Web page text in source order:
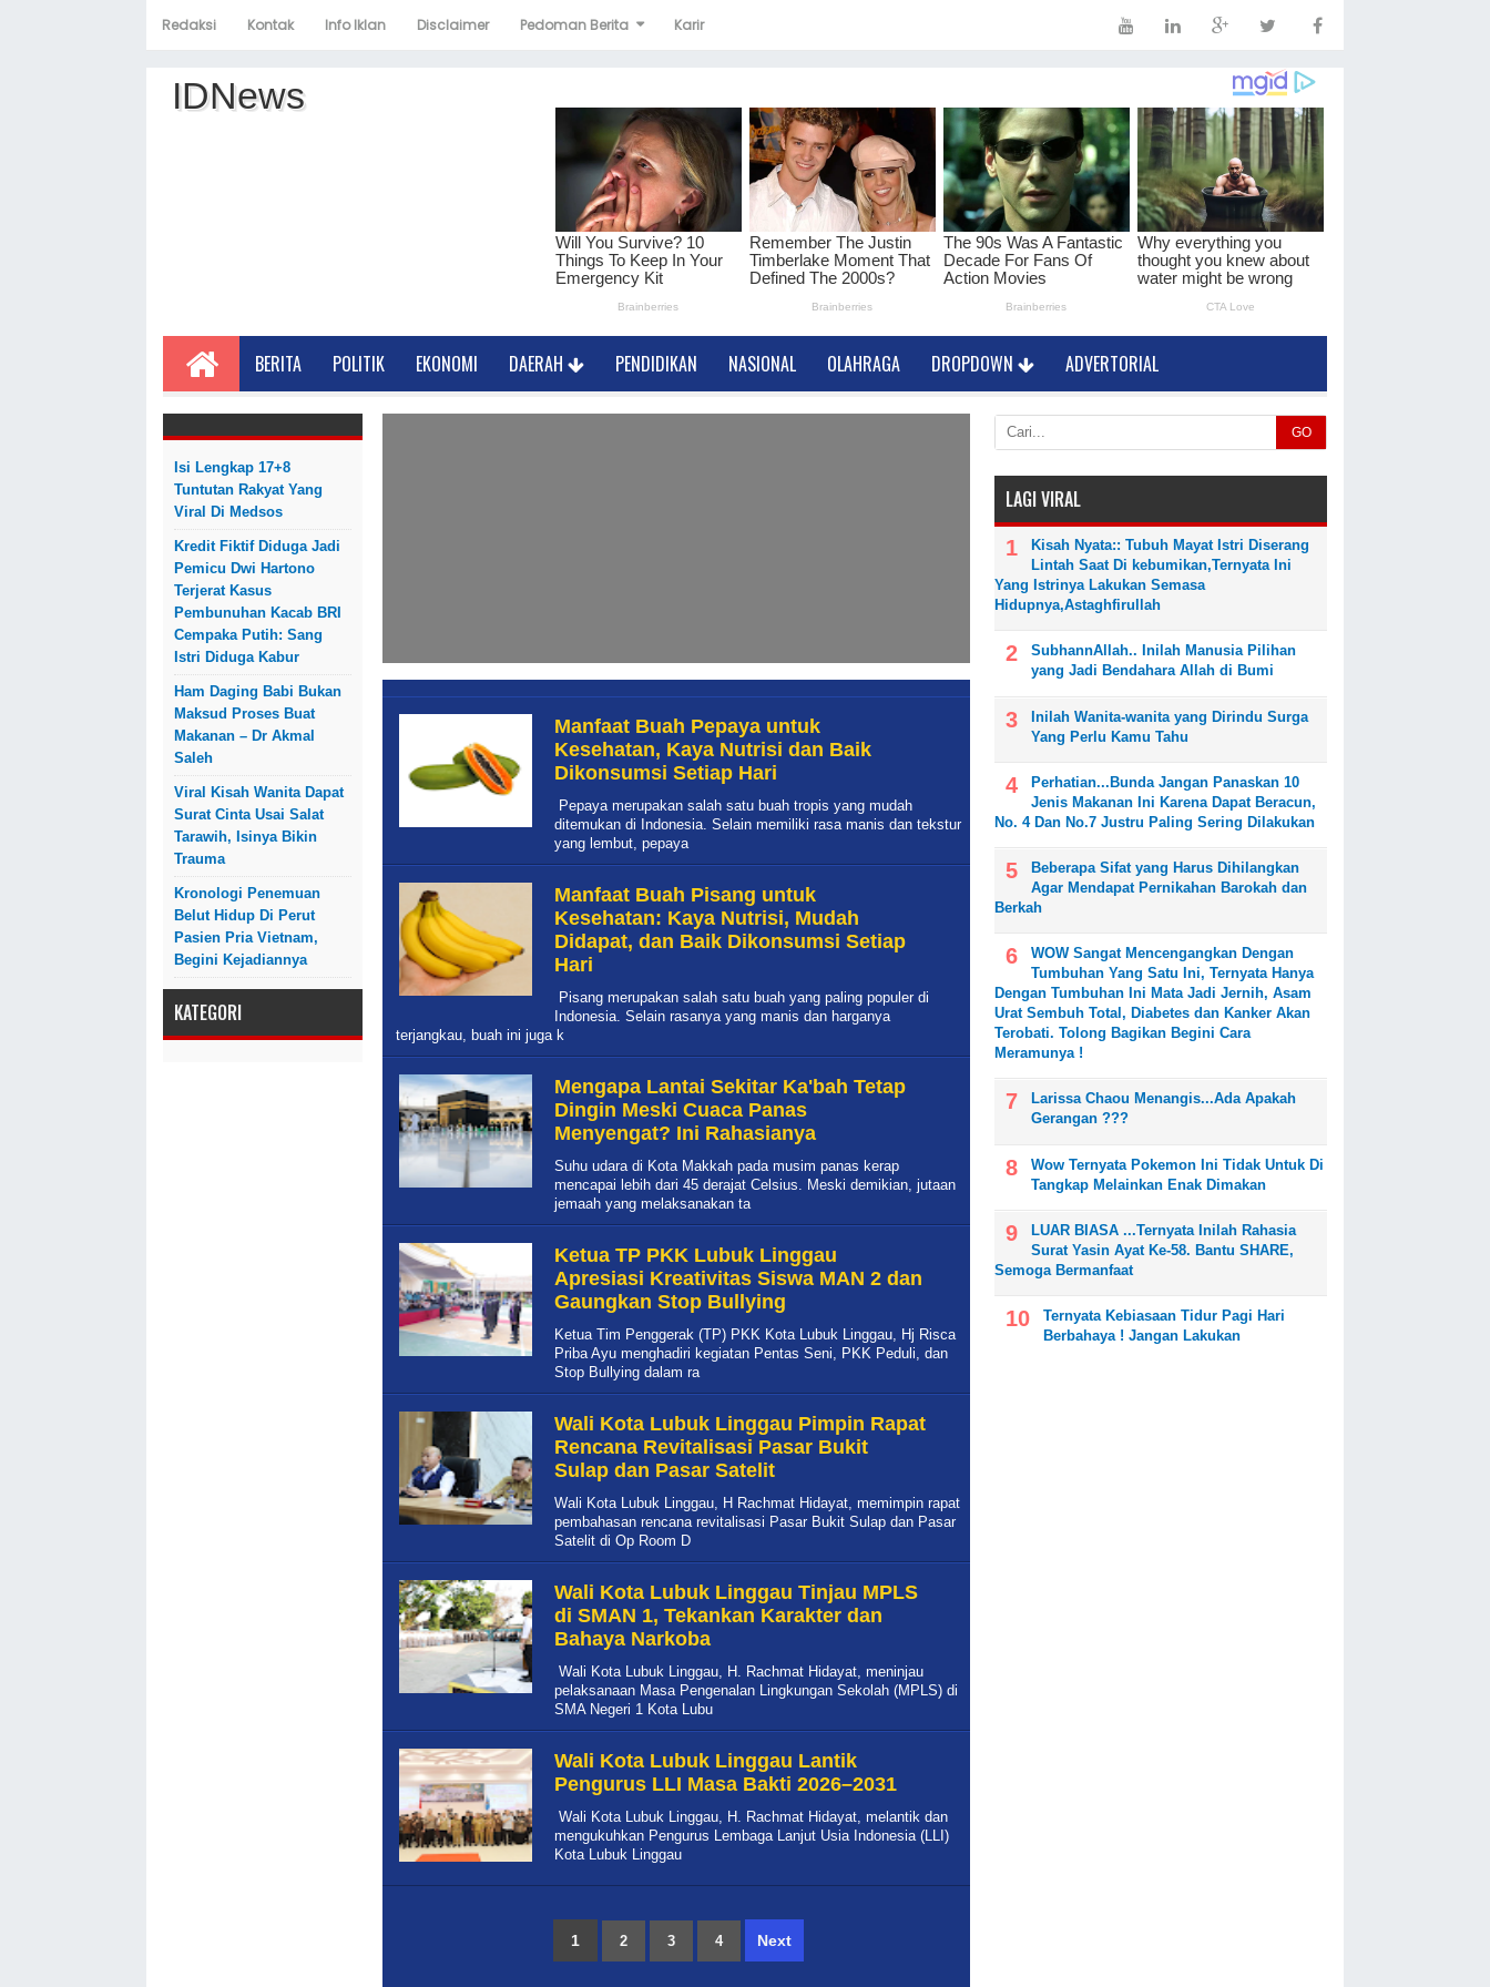
Redaksi Kontak Info Iklan Disclaimer Pedoman Berita Karir
IDNews
BERITA POLITIK EKONOMI DAERAH PENDIDIKAN NASIONAL OLAHRAGA DROPDOWN ADVERTORIAL
Isi Lengkap 17+8
Tuntutan Rakyat Yang
Viral Di Medsos
Kredit Fiktif Diduga Jadi
Pemicu Dwi Hartono
Terjerat Kasus
Pembunuhan Kacab BRI
Cempaka Putih: Sang
Istri Diduga Kabur
Ham Daging Babi Bukan
Maksud Proses Buat
Makanan – Dr Akmal
Saleh
Viral Kisah Wanita Dapat
Surat Cinta Usai Salat
Tarawih, Isinya Bikin
Trauma
Kronologi Penemuan
Belut Hidup Di Perut
Pasien Pria Vietnam,
Begini Kejadiannya
KATEGORI
Manfaat Buah Pepaya untuk
Kesehatan, Kaya Nutrisi dan Baik
Dikonsumsi Setiap Hari
Pepaya merupakan salah satu buah tropis yang mudah
ditemukan di Indonesia. Selain memiliki rasa manis dan tekstur
yang lembut, pepaya
Manfaat Buah Pisang untuk
Kesehatan: Kaya Nutrisi, Mudah
Didapat, dan Baik Dikonsumsi Setiap
Hari
Pisang merupakan salah satu buah yang paling populer di
Indonesia. Selain rasanya yang manis dan harganya
terjangkau, buah ini juga k
Mengapa Lantai Sekitar Ka'bah Tetap
Dingin Meski Cuaca Panas
Menyengat? Ini Rahasianya
Suhu udara di Kota Makkah pada musim panas kerap
mencapai lebih dari 45 derajat Celsius. Meski demikian, jutaan
jemaah yang melaksanakan ta
Ketua TP PKK Lubuk Linggau
Apresiasi Kreativitas Siswa MAN 2 dan
Gaungkan Stop Bullying
Ketua Tim Penggerak (TP) PKK Kota Lubuk Linggau, Hj Risca
Priba Ayu menghadiri kegiatan Pentas Seni, PKK Peduli, dan
Stop Bullying dalam ra
Wali Kota Lubuk Linggau Pimpin Rapat
Rencana Revitalisasi Pasar Bukit
Sulap dan Pasar Satelit
Wali Kota Lubuk Linggau, H Rachmat Hidayat, memimpin rapat
pembahasan rencana revitalisasi Pasar Bukit Sulap dan Pasar
Satelit di Op Room D
Wali Kota Lubuk Linggau Tinjau MPLS
di SMAN 1, Tekankan Karakter dan
Bahaya Narkoba
Wali Kota Lubuk Linggau, H. Rachmat Hidayat, meninjau
pelaksanaan Masa Pengenalan Lingkungan Sekolah (MPLS) di
SMA Negeri 1 Kota Lubu
Wali Kota Lubuk Linggau Lantik
Pengurus LLI Masa Bakti 2026–2031
Wali Kota Lubuk Linggau, H. Rachmat Hidayat, melantik dan
mengukuhkan Pengurus Lembaga Lanjut Usia Indonesia (LLI)
Kota Lubuk Linggau
1 2 3 4 Next
GO
LAGI VIRAL
Kisah Nyata:: Tubuh Mayat Istri Diserang
Lintah Saat Di kebumikan,Ternyata Ini
Yang Istrinya Lakukan Semasa
Hidupnya,Astaghfirullah
SubhannAllah.. Inilah Manusia Pilihan
yang Jadi Bendahara Allah di Bumi
Inilah Wanita-wanita yang Dirindu Surga
Yang Perlu Kamu Tahu
Perhatian...Bunda Jangan Panaskan 10
Jenis Makanan Ini Karena Dapat Beracun,
No. 4 Dan No.7 Justru Paling Sering Dilakukan
Beberapa Sifat yang Harus Dihilangkan
Agar Mendapat Pernikahan Barokah dan
Berkah
WOW Sangat Mencengangkan Dengan
Tumbuhan Yang Satu Ini, Ternyata Hanya
Dengan Tumbuhan Ini Mata Jadi Jernih, Asam
Urat Sembuh Total, Diabetes dan Kanker Akan
Terobati. Tolong Bagikan Begini Cara
Meramunya !
Larissa Chaou Menangis...Ada Apakah
Gerangan ???
Wow Ternyata Pokemon Ini Tidak Untuk Di
Tangkap Melainkan Enak Dimakan
LUAR BIASA ...Ternyata Inilah Rahasia
Surat Yasin Ayat Ke-58. Bantu SHARE,
Semoga Bermanfaat
Ternyata Kebiasaan Tidur Pagi Hari
Berbahaya ! Jangan Lakukan